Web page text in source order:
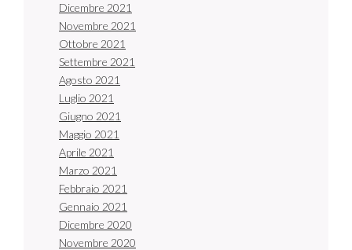
Dicembre 2021
Novembre 2021
Ottobre 2021
Settembre 2021
Agosto 2021
Luglio 2021
Giugno 2021
Maggio 2021
Aprile 2021
Marzo 2021
Febbraio 2021
Gennaio 2021
Dicembre 2020
Novembre 2020